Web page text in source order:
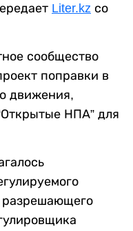
Liter.kz со
сообщество
поправки в
движения,
НПА” для